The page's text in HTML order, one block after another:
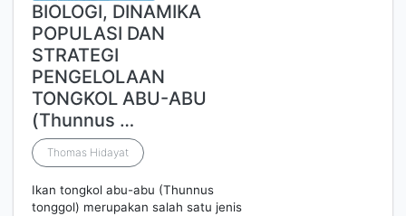
BIOLOGI, DINAMIKA
POPULASI DAN
STRATEGI
PENGELOLAAN
TONGKOL ABU-ABU
(Thunnus …
Thomas Hidayat
Ikan tongkol abu-abu (Thunnus
tonggol) merupakan salah satu jenis